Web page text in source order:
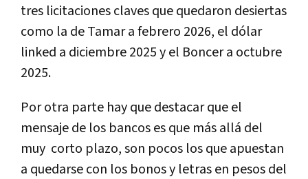
tres licitaciones claves que quedaron desiertas
como la de Tamar a febrero 2026, el dólar
linked a diciembre 2025 y el Boncer a octubre
2025.
Por otra parte hay que destacar que el
mensaje de los bancos es que más allá del
muy corto plazo, son pocos los que apuestan
a quedarse con los bonos y letras en pesos del